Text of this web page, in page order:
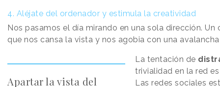
4. Aléjate del ordenador y estimula la creatividad
Nos pasamos el día mirando en una sola dirección. Un
que nos cansa la vista y nos agobia con una
Apartar la vista del
La tentación de
trivialidad en la red
Las redes sociales